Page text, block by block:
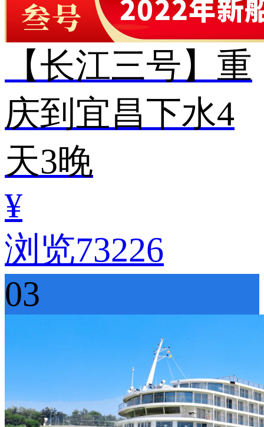
【长江三号】重
庆到宜昌下水4
天3晚
¥
浏览73226
03